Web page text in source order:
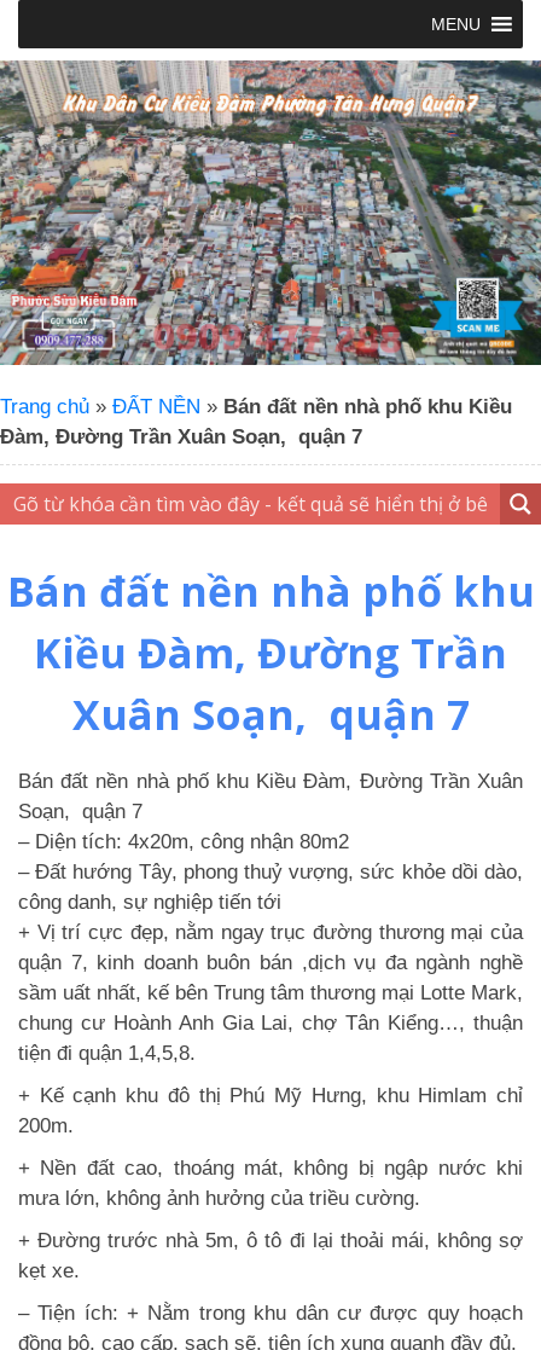
MENU
Trang chủ » ĐẤT NỀN » Bán đất nền nhà phố khu Kiều
Đàm, Đường Trần Xuân Soạn, quận 7
Bán đất nền nhà phố khu
Kiều Đàm, Đường Trần
Xuân Soạn, quận 7
Bán đất nền nhà phố khu Kiều Đàm, Đường Trần Xuân
Soạn, quận 7
– Diện tích: 4x20m, công nhận 80m2
– Đất hướng Tây, phong thuỷ vượng, sức khỏe dồi dào,
công danh, sự nghiệp tiến tới
+ Vị trí cực đẹp, nằm ngay trục đường thương mại của
quận 7, kinh doanh buôn bán ,dịch vụ đa ngành nghề
sầm uất nhất, kế bên Trung tâm thương mại Lotte Mark,
chung cư Hoành Anh Gia Lai, chợ Tân Kiểng…, thuận
tiện đi quận 1,4,5,8.
+ Kế cạnh khu đô thị Phú Mỹ Hưng, khu Himlam chỉ
200m.
+ Nền đất cao, thoáng mát, không bị ngập nước khi
mưa lớn, không ảnh hưởng của triều cường.
+ Đường trước nhà 5m, ô tô đi lại thoải mái, không sợ
kẹt xe.
– Tiện ích: + Nằm trong khu dân cư được quy hoạch
đồng bộ, cao cấp, sạch sẽ, tiện ích xung quanh đầy đủ.